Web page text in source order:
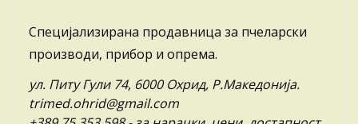
Специјализирана продавница за пчеларски
производи, прибор и опрема.
ул. Питу Гули 74, 6000 Охрид, Р.Македонија.
trimed.ohrid@gmail.com